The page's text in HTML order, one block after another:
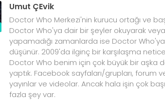
Umut ÇEvik
Doctor Who Merkezi'nin kurucu ortağı ve
Doctor Who'ya dair bir şeyler okuyarak
yapamadığı zamanlarda ise Doctor
düşünür. 2009'da ilginç bir karşılaşma
Doctor Who benim için çok büyük bir aşka
yaptık. Facebook sayfaları/grupları, forum
yayınlar ve videolar. Ancak hala işin çok
fazla şey var.